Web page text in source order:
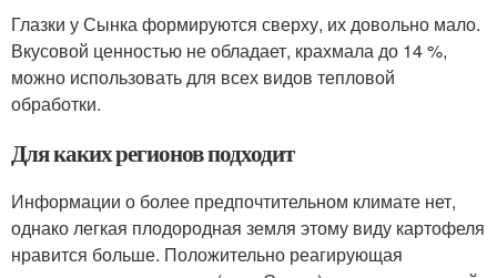
Глазки у Сынка формируются сверху, их довольно мало.
Вкусовой ценностью не обладает, крахмала до 14 %,
можно использовать для всех видов тепловой
обработки.
Для каких регионов подходит
Информации о более предпочтительном климате нет,
однако легкая плодородная земля этому виду картофеля
нравится больше. Положительно реагирующая